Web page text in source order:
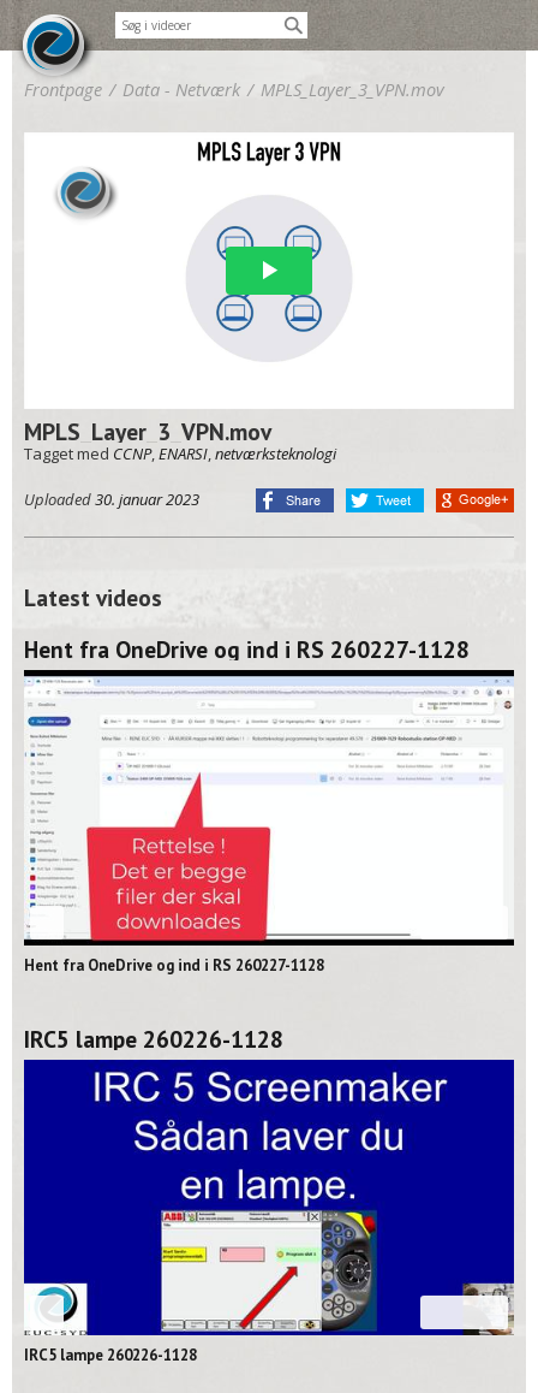
Frontpage / Data - Netværk / MPLS_Layer_3_VPN.mov
MPLS_Layer_3_VPN.mov
Tagget med CCNP,ENARSI,netværksteknologi
Uploaded30. januar 2023
Latest videos
Hent fra OneDrive og ind i RS 260227-1128
Hent fra OneDrive og ind i RS 260227-1128
IRC5 lampe 260226-1128
IRC5 lampe 260226-1128